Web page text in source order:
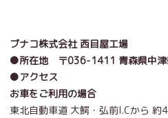
ブナコ株式会社 西目屋工場
●所在地 〒036-1411 青森県中津
●アクセス
お車をご利用の場合
東北自動車道 大鰐・弘前I.Cから 約